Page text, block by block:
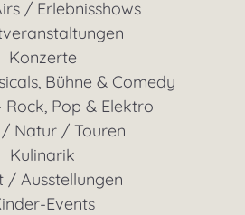
/ Erlebnisshows
Konzerte
Bühne & Comedy
Pop & Elektro
Natur / Touren
Kulinarik
/ Ausstellungen
Events